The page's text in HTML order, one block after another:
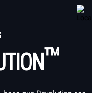
ACERCA DE
™